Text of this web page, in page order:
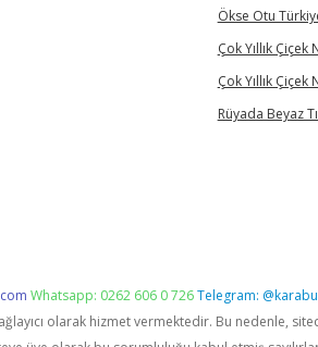
Ökse Otu
Çok Yıllık Çiçek
Çok Yıllık Çiçek
Rüyada Beyaz
Whatsapp: 0262 606 0 726Telegram:
olarak hizmet vermektedir. Bu nedenle,